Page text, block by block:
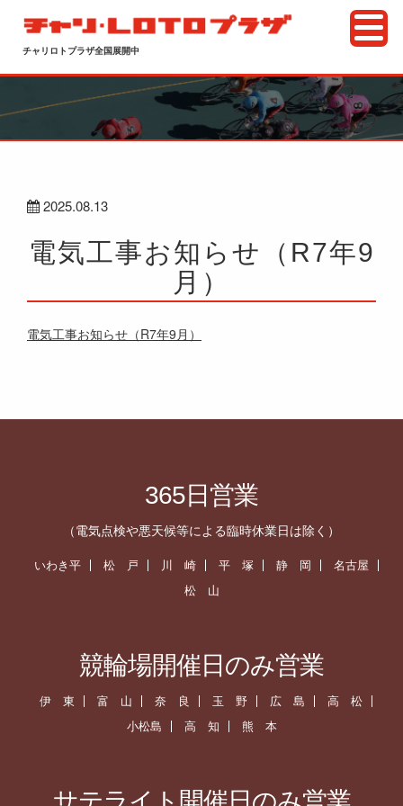
チャリロトプラザ全国展開中
2025.08.13
電気工事お知らせ（R7年9
月）
電気工事お知らせ（R7年9月）
365日営業
（電気点検や悪天候等による臨時休業日は除く）
いわき平 松 戸 川 崎 平 塚 静 岡
名古屋
松 山
競輪場開催日のみ営業
伊 東 富 山 奈 良 玉 野 広 島
高 松
小松島
高 知 熊 本